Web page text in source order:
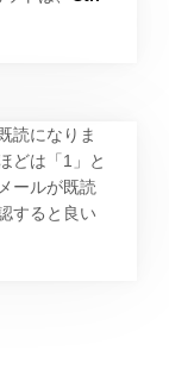
読になりま
どは「1」と
ールが既読
すると良い